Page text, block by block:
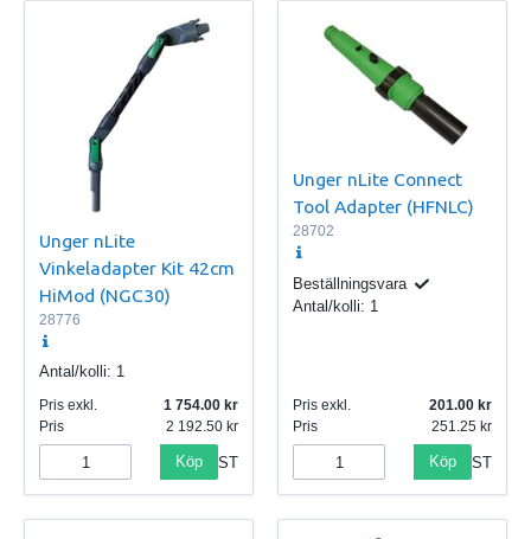
Unger nLite
Vinkeladapter Kit 42cm
HiMod (NGC30)
28776
Antal/kolli: 1
Pris exkl.
1 754.00
Pris
2 192.50
Köp ST
Unger nLite Connect
Tool Adapter (HFNLC)
28702
Beställningsvara
Antal/kolli: 1
Pris exkl.
201.00
Pris
251.25
Köp ST